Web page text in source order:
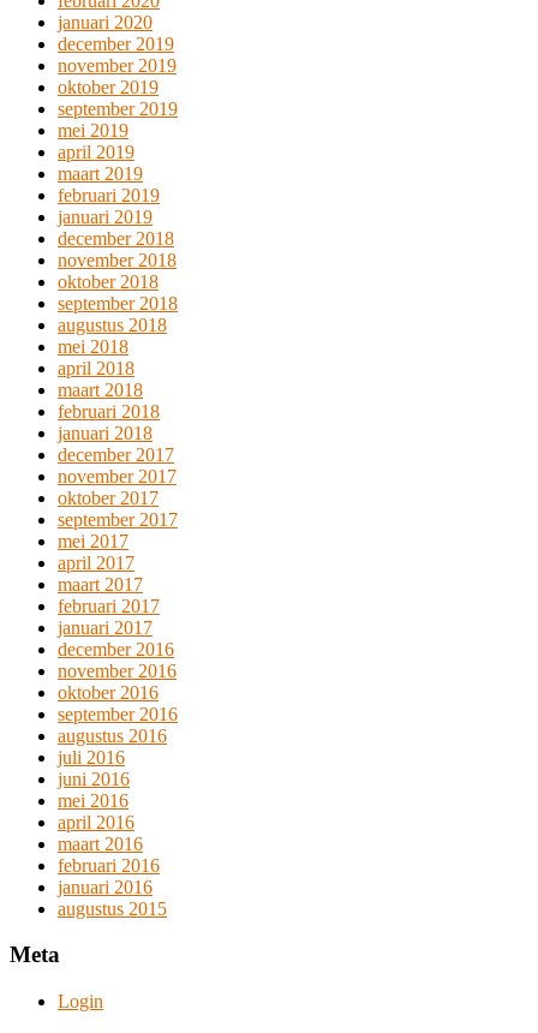
januari 2020
december 2019
november 2019
oktober 2019
september 2019
mei 2019
april 2019
maart 2019
februari 2019
januari 2019
december 2018
november 2018
oktober 2018
september 2018
augustus 2018
mei 2018
april 2018
maart 2018
februari 2018
januari 2018
december 2017
november 2017
oktober 2017
september 2017
mei 2017
april 2017
maart 2017
februari 2017
januari 2017
december 2016
november 2016
oktober 2016
september 2016
augustus 2016
juli 2016
juni 2016
mei 2016
april 2016
maart 2016
februari 2016
januari 2016
augustus 2015
Meta
Login